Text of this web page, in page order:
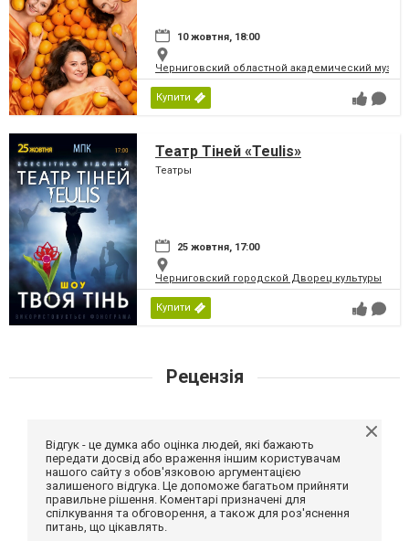
10 жовтня, 18:00
Черниговский областной академический
Купити
Театр Тіней «Teulis»
Театры
25 жовтня, 17:00
Черниговский городской Дворец культуры
Купити
Рецензія
Відгук - це думка або оцінка людей, які бажають
передати досвід або враження іншим користувачам
нашого сайту з обов'язковою аргументацією
залишеного відгука. Це допоможе багатьом прийняти
правильне рішення. Коментарі призначені для
спілкування та обговорення, а також для роз'яснення
питань, що цікавлять.